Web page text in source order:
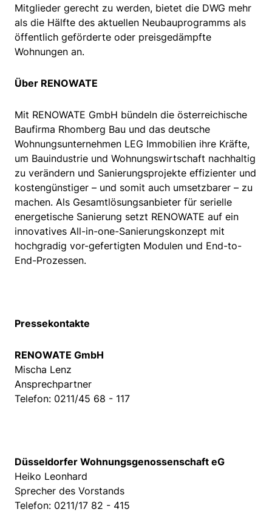
Mitglieder gerecht zu werden, bietet die DWG mehr
als die Hälfte des aktuellen Neubauprogramms als
öffentlich geförderte oder preisgedämpfte
Wohnungen an.
Über RENOWATE
Mit RENOWATE GmbH bündeln die österreichische
Baufirma Rhomberg Bau und das deutsche
Wohnungsunternehmen LEG Immobilien ihre Kräfte,
um Bauindustrie und Wohnungswirtschaft nachhaltig
zu verändern und Sanierungsprojekte effizienter und
kostengünstiger – und somit auch umsetzbarer – zu
machen. Als Gesamtlösungsanbieter für serielle
energetische Sanierung setzt RENOWATE auf ein
innovatives All-in-one-Sanierungskonzept mit
hochgradig vor-gefertigten Modulen und End-to-
End-Prozessen.
Pressekontakte
RENOWATE GmbH
Mischa Lenz
Ansprechpartner
Telefon: 0211/45 68 - 117
Düsseldorfer Wohnungsgenossenschaft eG
Heiko Leonhard
Sprecher des Vorstands
Telefon: 0211/17 82 - 415